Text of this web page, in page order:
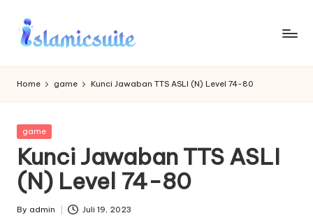
Skip
Home game Kunci Jawaban TTS ASLI (N) Level 74-80
Posted
game
Kunci Jawaban TTS ASLI
(N) Level 74-80
Posted
By admin Juli 19, 2023